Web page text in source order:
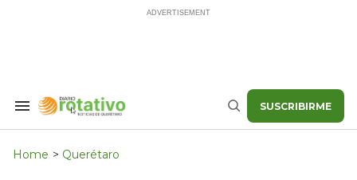
Search
Navigation
Buscar SUSCRIBIRME
Home > Querétaro